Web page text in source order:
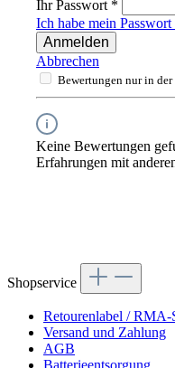
Ihr Passwort *
Ich habe mein Passwort
Anmelden
Abbrechen
Bewertungen nur in
Keine Bewertungen
Erfahrungen mit
Shopservice
Retourenlabel / RMA-
Versand und Zahlung
AGB
Batterieentsorgung